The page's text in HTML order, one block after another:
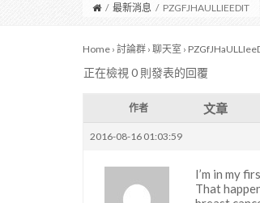
/ 最新消息 / PZGFJHAULLIEEDIT
Home › 討論群 › 聊天室 ›
正在檢視 0 則發表的回覆
作者 文章
2016-08-16 01:03:59
I’m in my
That